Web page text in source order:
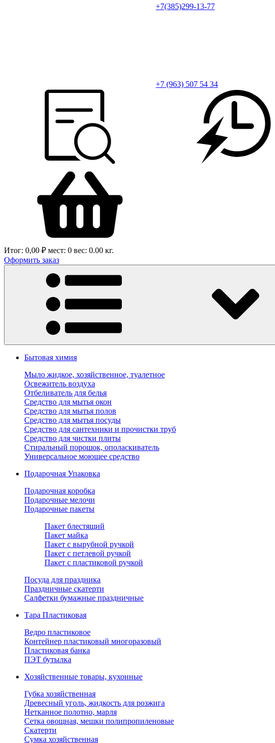
+7(385)299-13-77
+7 (963) 507 54 34
Итог: 0,00 ₽ мест: 0 вес: 0.00 кг.
Оформить заказ
Бытовая химия
Мыло жидкое, хозяйственное, туалетное
Освежитель воздуха
Отбеливатель для белья
Средство для мытья окон
Средство для мытья полов
Средство для мытья посуды
Средство для сантехники и прочистки труб
Средство для чистки плиты
Стиральный порошок, ополаскиватель
Универсальное моющее средство
Подарочная Упаковка
Подарочная коробка
Подарочные мелочи
Подарочные пакеты
Пакет блестящий
Пакет майка
Пакет с вырубной ручкой
Пакет с петлевой ручкой
Пакет с пластиковой ручкой
Посуда для праздника
Праздничные скатерти
Салфетки бумажные праздничные
Тара Пластиковая
Ведро пластиковое
Контейнер пластиковый многоразовый
Пластиковая банка
ПЭТ бутылка
Хозяйственные товары, кухонные
Губка хозяйственная
Древесный уголь, жидкость для розжига
Нетканное полотно, марля
Сетка овощная, мешки полипропиленовые
Скатерти
Сумка хозяйственная